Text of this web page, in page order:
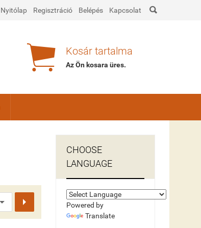
Nyitólap Regisztráció Belépés Kapcsolat 
 Kosár tartalma
Az Ön kosaraüres.

CHOOSE
LANGUAGE
Powered by
Translate